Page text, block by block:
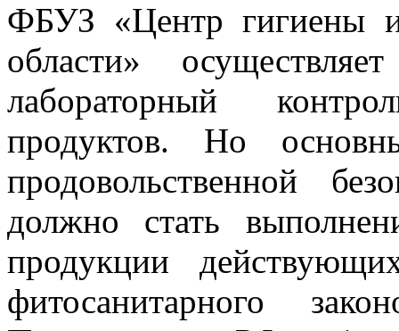
ФБУЗ «Центр гигиены
области»
лабораторный
продуктов. Но
продовольственной
должно стать
продукции
фитосанитарного